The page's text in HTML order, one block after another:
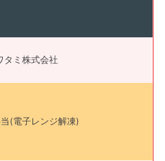
タミ株式会社
(電子レンジ解凍)